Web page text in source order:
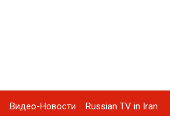
Видео-Новости Russian TV in Iran